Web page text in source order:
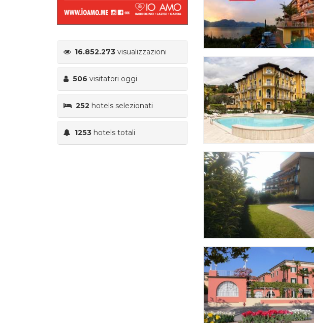
16.852.273 visualizzazioni
506 visitatori oggi
252 hotels selezionati
1253 hotels totali